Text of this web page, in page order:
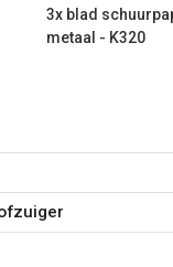
- hout - K120
- hout - K240
- metaal - K320
3x blad
metaal - K320